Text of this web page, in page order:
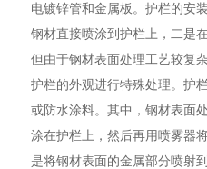
电镀锌管和金属板。护栏的安
钢材直接喷涂到护栏上，二是
但由于钢材表面处理工艺较复
护栏的外观进行特殊处理。护
或防水涂料。其中，钢材表面
涂在护栏上，然后再用喷雾器
是将钢材表面的金属部分喷射